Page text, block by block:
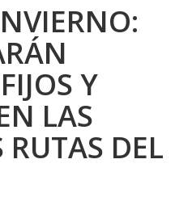
Y
LAS
RUTAS DEL